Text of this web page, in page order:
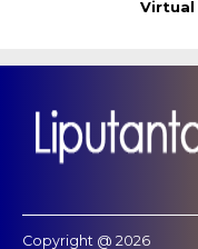
Virtual
Copyright @ 2026